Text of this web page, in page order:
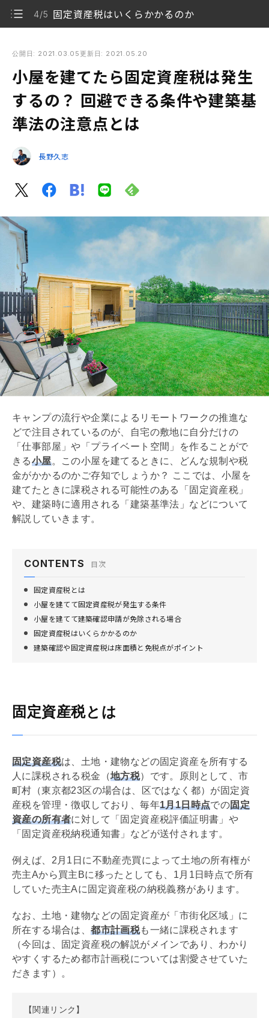
4/5 固定資産税はいくらかかるのか
築基準法の注意点とは
1/5 固定資産税とは
2/5 小屋を建てて固定資産税が発生する条件
小屋を建てて建築確認申請が免除される場合
4/5 固定資産税はいくらかかるのか
5/5 建築確認や固定資産税は床面積と免税点がポイント
公開日: 2021.03.05 更新日: 2021.05.20
小屋を建てたら固定資産税は発生
するの？ 回避できる条件や建築基
準法の注意点とは
長野久志
キャンプの流行や企業によるリモートワークの推進な
どで注目されているのが、自宅の敷地に自分だけの
「仕事部屋」や「プライベート空間」を作ることがで
きる小屋。この小屋を建てるときに、どんな規制や税
金がかかるのかご存知でしょうか？ ここでは、小屋を
建てたときに課税される可能性のある「 固定資産税 」
や、建築時に適用される「 建築基準法 」などについて
解説していきます。
CONTENTS 目次
固定資産税とは
小屋を建てて固定資産税が発生する条件
小屋を建てて建築確認申請が免除される場合
固定資産税はいくらかかるのか
建築確認や固定資産税は床面積と免税点がポイント
固定資産税とは
固定資産税は、土地・建物などの固定資産 を所有する
人に課税される税金（地方税）です。原則として、市
町村（東京都23区の場合は、区ではなく都）が固定資
産税を管理・徴収しており、毎年1月1日時点での固定
資産の所有者に対して「 固定資産税評価証明書」や
「 固定資産税納税通知書」などが送付されます。
例えば、2月1日に不動産売買によって土地の所有権が
売主Aから買主Bに移ったとしても、1月1日時点で所有
していた売主Aに 固定資産税の納税義務があります。
なお、土地・建物などの固定資産が「 市街化区域 」に
所在する場合は、都市計画税も一緒に課税されます
（今回は、
固定資産税の解説がメインであり、わかり
やすくするため都市計画税については割愛させていた
だきます）。
【関連リンク】